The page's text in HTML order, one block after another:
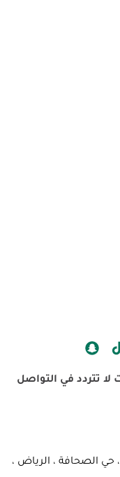
S
a
تتردد في التواصل
حي الصحافة ، الرياض ،